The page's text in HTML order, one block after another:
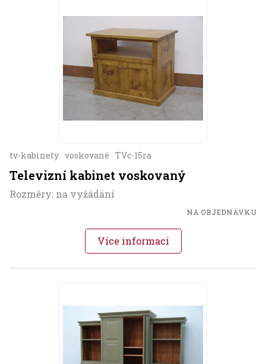
tv-kabinety voskované TVc-15ra
Televizní kabinet voskovaný
Rozměry: na vyžádání
NA OBJEDNÁVKU
Více informací